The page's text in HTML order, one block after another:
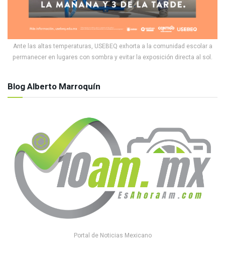
Ante las altas temperaturas, USEBEQ exhorta a la comunidad escolar a
permanecer en lugares con sombra y evitar la exposición directa al sol.
Blog Alberto Marroquín
Portal de Noticias Mexicano